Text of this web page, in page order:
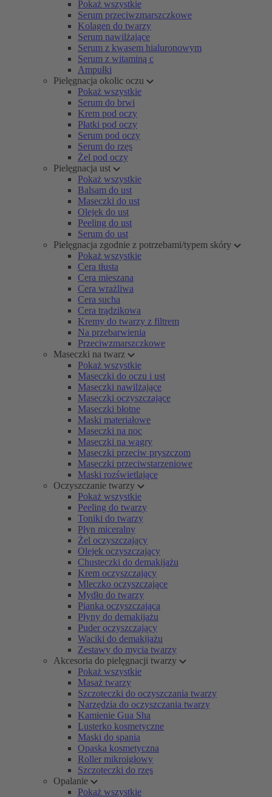
Pokaż wszystkie
Serum przeciwzmarszczkowe
Kolagen do twarzy
Serum nawilżające
Serum z kwasem hialuronowym
Serum z witaminą c
Ampułki
Pielęgnacja okolic oczu
Pokaż wszystkie
Serum do brwi
Krem pod oczy
Płatki pod oczy
Serum pod oczy
Serum do rzęs
Żel pod oczy
Pielęgnacja ust
Pokaż wszystkie
Balsam do ust
Maseczki do ust
Olejek do ust
Peeling do ust
Serum do ust
Pielęgnacja zgodnie z potrzebami/typem skóry
Pokaż wszystkie
Cera tłusta
Cera mieszana
Cera wrażliwa
Cera sucha
Cera trądzikowa
Kremy do twarzy z filtrem
Na przebarwienia
Przeciwzmarszczkowe
Maseczki na twarz
Pokaż wszystkie
Maseczki do oczu i ust
Maseczki nawilżające
Maseczki oczyszczające
Maseczki błotne
Maski materiałowe
Maseczki na noc
Maseczki na wągry
Maseczki przeciw pryszczom
Maseczki przeciwstarzeniowe
Maski rozświetlające
Oczyszczanie twarzy
Pokaż wszystkie
Peeling do twarzy
Toniki do twarzy
Płyn miceralny
Żel oczyszczający
Olejek oczyszczający
Chusteczki do demakijażu
Krem oczyszczający
Mleczko oczyszczające
Mydło do twarzy
Pianka oczyszczająca
Płyny do demakijażu
Puder oczyszczający
Waciki do demakijażu
Zestawy do mycia twarzy
Akcesoria do pielęgnacji twarzy
Pokaż wszystkie
Masaż twarzy
Szczoteczki do oczyszczania twarzy
Narzędzia do oczyszczania twarzy
Kamienie Gua Sha
Lusterko kosmetyczne
Maski do spania
Opaska kosmetyczna
Roller mikroigłowy
Szczoteczki do rzęs
Opalanie
Pokaż wszystkie